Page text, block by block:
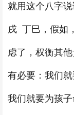
就用这个八字
戌 丁巳，假如
虑了，权衡其
有必要：我们
我们就要为孩